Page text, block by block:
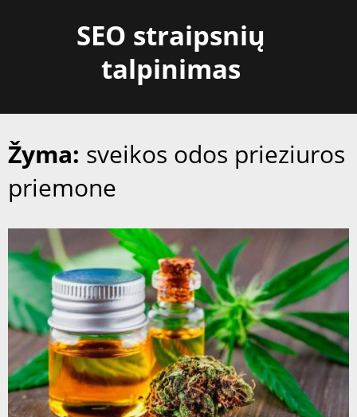
SEO straipsnių
talpinimas
Žyma: sveikos odos prieziuros
priemone